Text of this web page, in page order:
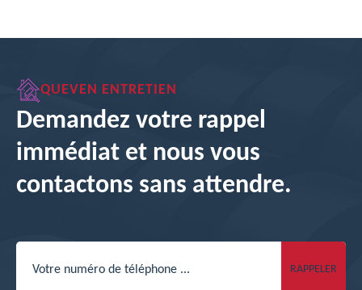
QUEVEN ENTRETIEN
Demandez votre rappel
immédiat et nous vous
contactons sans attendre.